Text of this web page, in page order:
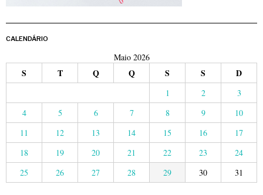
CALENDÁRIO
Maio 2026
S T Q Q S S D
1 2
3
4
5 6 7 8 9
10
11
12 13 14 15 16
17
18
19 20 21 22 23
24
25
26 27 28 29 30 31